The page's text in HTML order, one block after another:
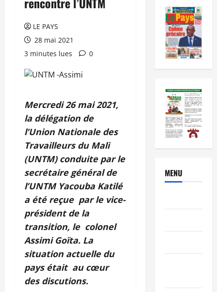
LE PAYS
28 mai 2021
3 minutes lues
0
Mercredi 26 mai 2021,
la délégation de
l’Union Nationale des
Travailleurs du Mali
(UNTM) conduite par le
secrétaire général de
l’UNTM Yacouba Katilé
a été reçue par le vice-
président de la
transition, le colonel
Assimi Goïta. La
situation actuelle du
pays était au cœur
des discutions.
MENU